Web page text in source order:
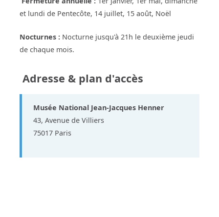
et lundi de Pentecôte, 14 juillet, 15 août, Noël
Nocturnes : Nocturne jusqu'à 21h le deuxième jeudi
de chaque mois.
Adresse & plan d'accès
Musée National Jean-Jacques Henner
43, Avenue de Villiers
75017 Paris